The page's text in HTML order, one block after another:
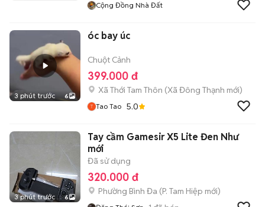
Cộng Đồng Nhà Đất
3 phút trước 6
óc bay úc
Chuột Cảnh
399.000 đ
Xã Thới Tam Thôn (Xã Đông Thạnh mới)
Tao Tao 5.0
3 phút trước 6
Tay cầm Gamesir X5 Lite Đen Như
mới
Đã sử dụng
320.000 đ
Phường Bình Đa (P. Tam Hiệp mới)